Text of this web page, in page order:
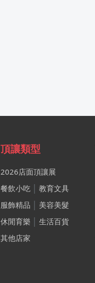
頂讓類型
2026店面頂讓展
餐飲小吃
教育文具
服飾精品
美容美髮
休閒育樂
生活百貨
其他店家